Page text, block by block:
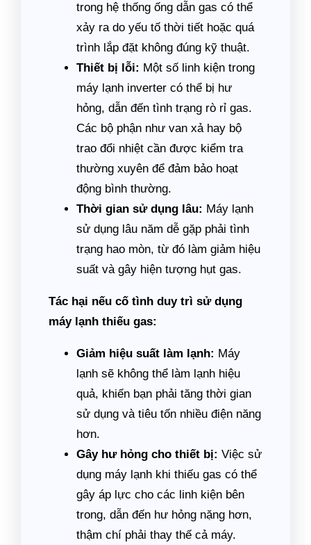
trong hệ thống ống dẫn gas có thể
xảy ra do yếu tố thời tiết hoặc quá
trình lắp đặt không đúng kỹ thuật.
Thiết bị lỗi: Một số linh kiện trong
máy lạnh inverter có thể bị hư
hỏng, dẫn đến tình trạng rò rỉ gas.
Các bộ phận như van xả hay bộ
trao đổi nhiệt cần được kiểm tra
thường xuyên để đảm bảo hoạt
động bình thường.
Thời gian sử dụng lâu: Máy lạnh
sử dụng lâu năm dễ gặp phải tình
trạng hao mòn, từ đó làm giảm hiệu
suất và gây hiện tượng hụt gas.
Tác hại nếu cố tình duy trì sử dụng
máy lạnh thiếu gas:
Giảm hiệu suất làm lạnh: Máy
lạnh sẽ không thể làm lạnh hiệu
quả, khiến bạn phải tăng thời gian
sử dụng và tiêu tốn nhiều điện năng
hơn.
Gây hư hỏng cho thiết bị: Việc sử
dụng máy lạnh khi thiếu gas có thể
gây áp lực cho các linh kiện bên
trong, dẫn đến hư hỏng nặng hơn,
thậm chí phải thay thế cả máy.